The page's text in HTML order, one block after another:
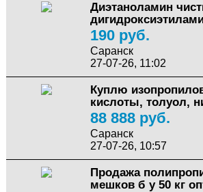
Диэтаноламин
190 руб.
Саранск
27-07-26, 11:02
Куплю
кислоты, толуол,
88 888 руб.
Саранск
27-07-26, 10:57
Продажа
мешков б у 50 кг